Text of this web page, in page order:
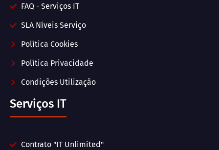
FAQ - Serviços IT
SLA Níveis Serviço
Política Cookies
Política Privacidade
Condições Utilização
Serviços IT
Contrato "IT Unlimited"